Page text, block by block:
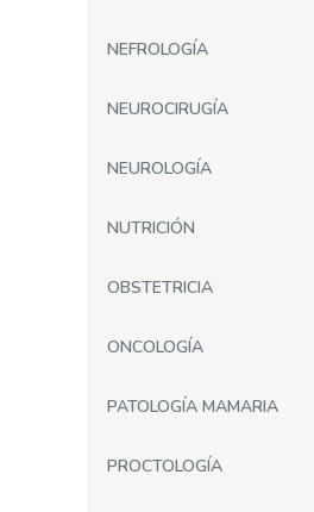
NEFROLOGÍA
NEUROCIRUGÍA
NEUROLOGÍA
NUTRICIÓN
OBSTETRICIA
ONCOLOGÍA
PATOLOGÍA MAMARIA
PROCTOLOGÍA